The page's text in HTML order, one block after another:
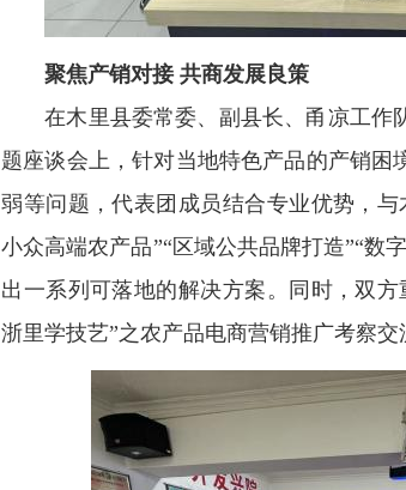
聚焦产销对接 共商发展良策
在木里县委常委、副县长、甬凉工作
题座谈会上，针对当地特色产品的产销
弱等问题，代表团成员结合专业优势，
小众高端农产品”“区域公共品牌打造”“数
出一系列可落地的解决方案。同时，双
浙里学技艺”之农产品电商营销推广考察交